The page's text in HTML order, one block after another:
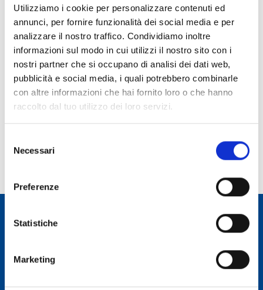
Utilizziamo i cookie per personalizzare contenuti ed
annunci, per fornire funzionalità dei social media e per
analizzare il nostro traffico. Condividiamo inoltre
informazioni sul modo in cui utilizzi il nostro sito con i
nostri partner che si occupano di analisi dei dati web,
pubblicità e social media, i quali potrebbero combinarle
con altre informazioni che hai fornito loro o che hanno
raccolto dal tuo utilizzo dei loro servizi.
delNecessari
Preferenze
Statistiche
Marketing
Ruolo:
Primo Ricercatore
Telefono:
070 71180235
Incarico dal: